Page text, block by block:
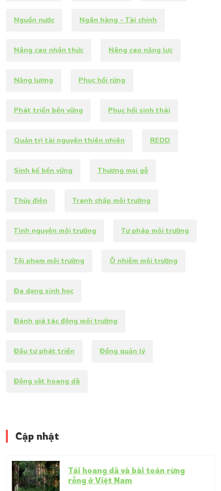
Nguồn nước Ngân hàng - Tài chính
Nâng cao nhận thức Nâng cao năng lực
Năng lượng Phục hồi rừng
Phát triển bền vững Phục hồi sinh thái
Quản trị tài nguyên thiên nhiên REDD
Sinh kế bền vững Thương mại gỗ
Thủy điện Tranh chấp môi trường
Tình nguyện môi trường Tư pháp môi trường
Tội phạm môi trường Ô nhiễm môi trường
Đa dạng sinh học
Đánh giá tác động môi trường
Đầu tư phát triển Đồng quản lý
Động vật hoang dã
Cập nhật
Tái hoang dã và bài toán rừng
rỗng ở Việt Nam